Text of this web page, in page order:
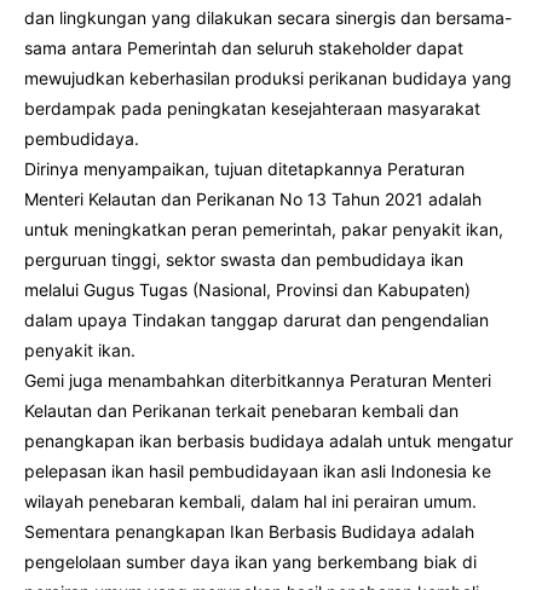
dan lingkungan yang dilakukan secara sinergis dan bersama-
sama antara Pemerintah dan seluruh stakeholder dapat
mewujudkan keberhasilan produksi perikanan budidaya yang
berdampak pada peningkatan kesejahteraan masyarakat
pembudidaya.
Dirinya menyampaikan, tujuan ditetapkannya Peraturan
Menteri Kelautan dan Perikanan No 13 Tahun 2021 adalah
untuk meningkatkan peran pemerintah, pakar penyakit ikan,
perguruan tinggi, sektor swasta dan pembudidaya ikan
melalui Gugus Tugas (Nasional, Provinsi dan Kabupaten)
dalam upaya Tindakan tanggap darurat dan pengendalian
penyakit ikan.
Gemi juga menambahkan diterbitkannya Peraturan Menteri
Kelautan dan Perikanan terkait penebaran kembali dan
penangkapan ikan berbasis budidaya adalah untuk mengatur
pelepasan ikan hasil pembudidayaan ikan asli Indonesia ke
wilayah penebaran kembali, dalam hal ini perairan umum.
Sementara penangkapan Ikan Berbasis Budidaya adalah
pengelolaan sumber daya ikan yang berkembang biak di